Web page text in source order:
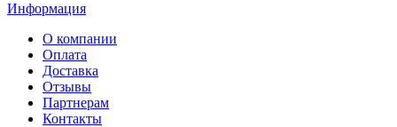
Информация
О компании
Оплата
Доставка
Отзывы
Партнерам
Контакты